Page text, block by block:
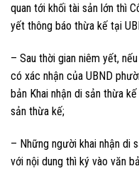
quan tới khối tài sản lớn thì
yết thông báo thừa kế tại
– Sau thời gian niêm yết,
có xác nhận của UBND
bản Khai nhận di sản thừa
sản thừa kế;
– Những người khai nhận di
với nội dung thì ký vào văn